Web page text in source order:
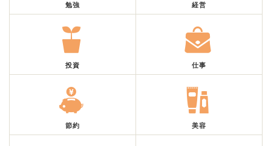
勉強 経営
投資 仕事
節約 美容